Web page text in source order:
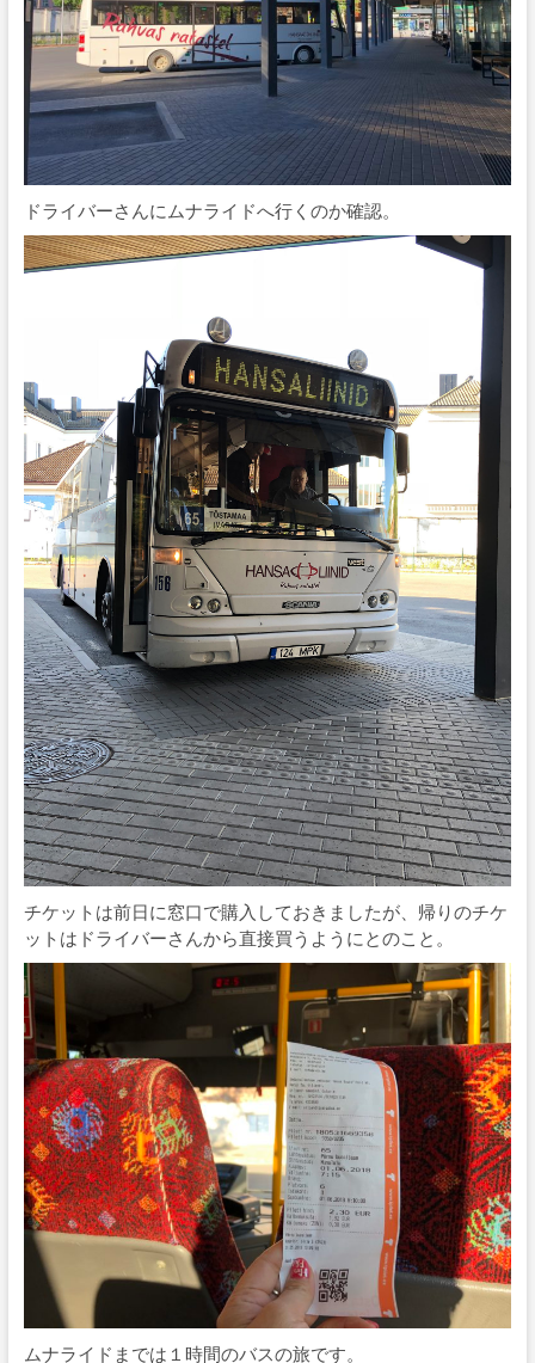
ドライバーさんにムナライドへ行くのか確認。
チケットは前日に窓口で購入しておきましたが、帰りのチケ
ットはドライバーさんから直接買うようにとのこと。
ムナライドまでは１時間のバスの旅です。